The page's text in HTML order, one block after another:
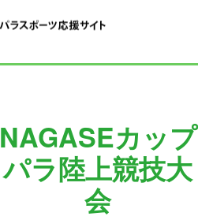
NAGASEカップ
パラ陸上競技大
会